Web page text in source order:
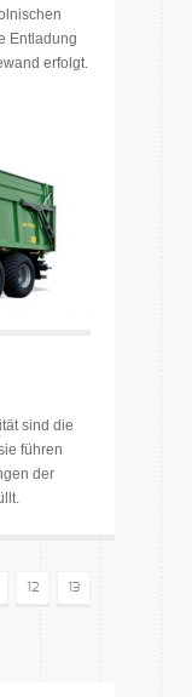
Entladung
erfolgt.
sind die
führen
der
12 13